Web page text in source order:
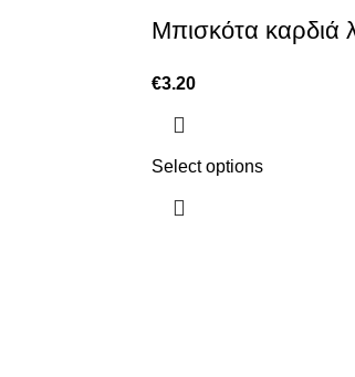
Μπισκότα καρδιά
€3.20
Select options